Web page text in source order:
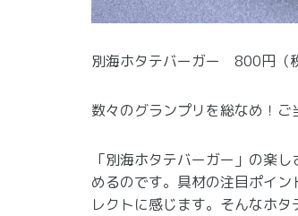
別海ホタテバーガー 800円（
数々のグランプリを総なめ！
「別海ホタテバーガー」の楽
めるのです。具材の注目ポイ
レクトに感じます。そんなホ